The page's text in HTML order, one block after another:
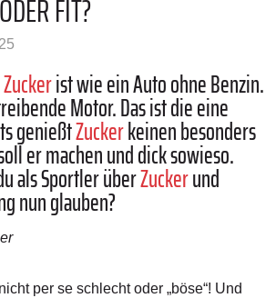
FIT?
Zuckerist wie ein Auto ohne Benzin.
Motor. Das ist die eine
genießtZuckerkeinen besonders
er machen und dick sowieso.
als Sportler überZuckerund
nun glauben?
per se schlecht oder „böse“! Und